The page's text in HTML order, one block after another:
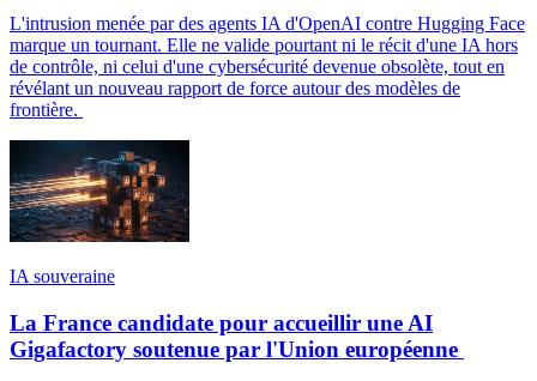
L'intrusion menée par des agents IA d'OpenAI contre Hugging Face
marque un tournant. Elle ne valide pourtant ni le récit d'une IA hors
de contrôle, ni celui d'une cybersécurité devenue obsolète, tout en
révélant un nouveau rapport de force autour des modèles de
frontière.
IA souveraine
La France candidate pour accueillir une AI
Gigafactory soutenue par l'Union européenne